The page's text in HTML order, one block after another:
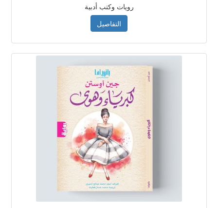
رويات وكتب أدبية
التفاصيل